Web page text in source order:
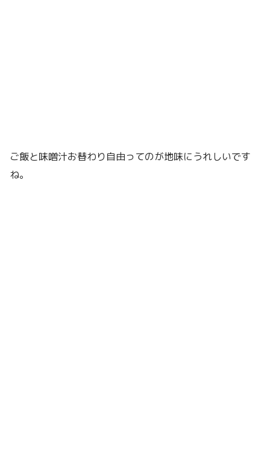
ご飯と味噌汁お替わり自由ってのが地味にうれしいです
ね。